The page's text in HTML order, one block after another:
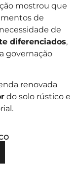
mostrou que
de
de
diferenciados,
governação
renovada
do solo rústico e